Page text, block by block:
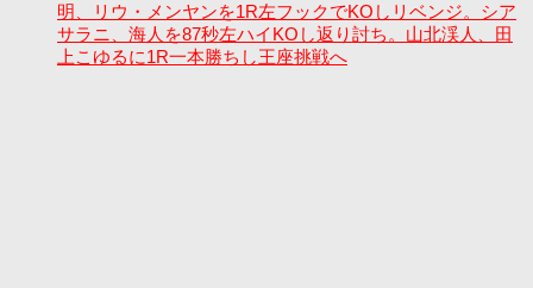
明、リウ・メンヤンを1R左フックでKOしリベンジ。シア
サラニ、海人を87秒左ハイKOし返り討ち。山北渓人、田
上こゆるに1R一本勝ちし王座挑戦へ